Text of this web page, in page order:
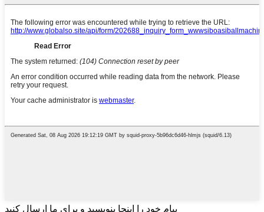
پیام خود را اینجا بنویسید و برای ما ارسال کنید